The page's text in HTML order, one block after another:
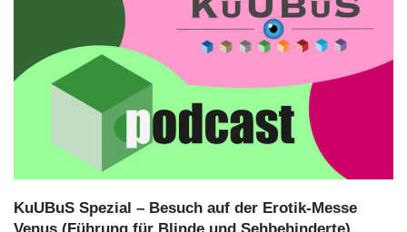
KuUBuS Spezial – Besuch auf der Erotik-Messe
Venus (Führung für Blinde und Sehbehinderte)